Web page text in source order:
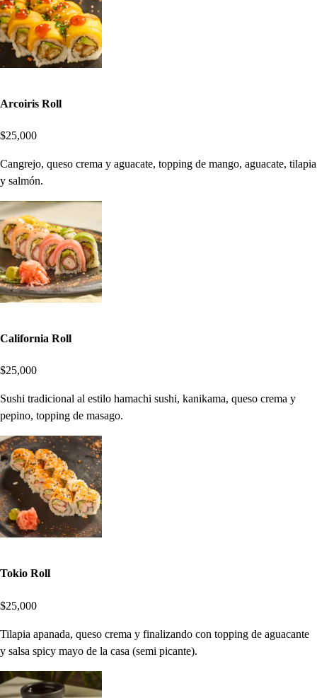
Arcoiris Roll
$25,000
Cangrejo, queso crema y aguacate, topping de mango, aguacate, tilapia
y salmón.
California Roll
$25,000
Sushi tradicional al estilo hamachi sushi, kanikama, queso crema y
pepino, topping de masago.
Tokio Roll
$25,000
Tilapia apanada, queso crema y finalizando con topping de aguacante
y salsa spicy mayo de la casa (semi picante).